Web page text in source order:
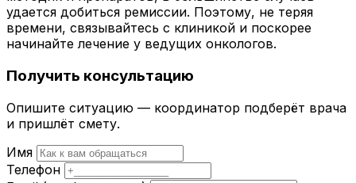
удается добиться ремиссии. Поэтому, не теряя
времени, связывайтесь с клиникой и поскорее
начинайте лечение у ведущих онкологов.
Получить консультацию
Опишите ситуацию — координатор подберёт врача
и пришлёт смету.
Имя
Телефон